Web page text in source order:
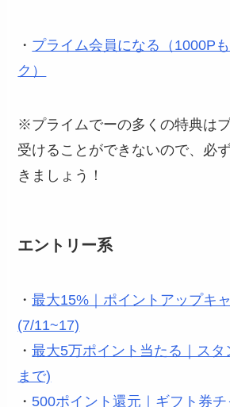
・ プライム会員になる（1000P
ク）
※プライムでーの多くの特典は
受けることができないので、必
きましょう！
エントリー系
・最大15%｜ポイントアップキ
(7/11~17)
・最大5万ポイント当たる｜ス
まで)
・ 500ポイント還元｜ギフト券